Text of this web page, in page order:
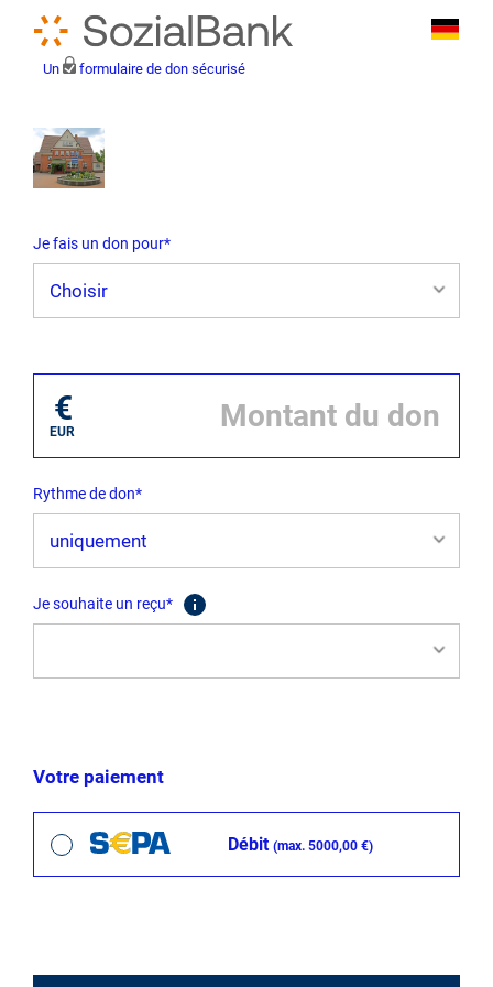
Un formulaire de don sécurisé
Je fais un don pour*
€
EUR
Rythme de don*
Je souhaite un reçu*
Votre paiement
Débit (max. 5000,00 €)